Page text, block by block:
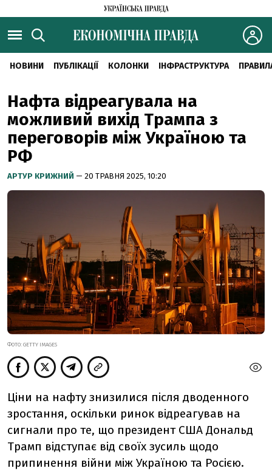
НОВИНИ ПУБЛІКАЦІЇ КОЛОНКИ ІНФРАСТРУКТУРА
Нафта відреагувала на
можливий вихід Трампа з
переговорів між Україною та
РФ
АРТУР КРИЖНИЙ — 20 ТРАВНЯ 2025, 10:20
ФОТО: GETTY IMAGES
Ціни на нафту знизилися після дводенного
зростання, оскільки ринок відреагував на
сигнали про те, що президент США Дональд
Трамп відступає від своїх зусиль щодо
припинення війни між Україною та Росією.